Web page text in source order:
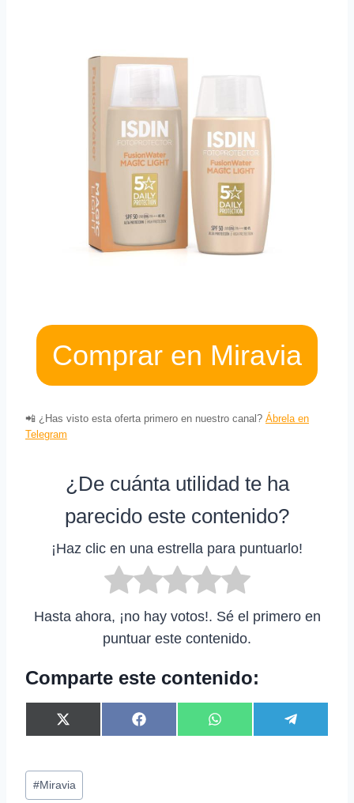
Comprar en Miravia
📲 ¿Has visto esta oferta primero en nuestro canal? Ábrela en
Telegram
¿De cuánta utilidad te ha
parecido este contenido?
¡Haz clic en una estrella para puntuarlo!
Hasta ahora, ¡no hay votos!. Sé el primero en
puntuar este contenido.
Comparte este contenido:
C
o
p
a
r
X
(
w
i
t
C
o
F
a
C
o
W
h
C
o
e
Etiquetas
de
#Miravia